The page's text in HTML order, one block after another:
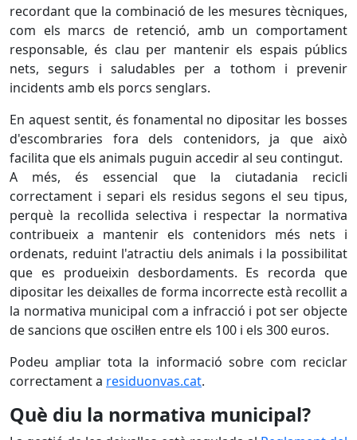
recordant que la combinació de les mesures tècniques,
com els marcs de retenció, amb un comportament
responsable, és clau per mantenir els espais públics
nets, segurs i saludables per a tothom i prevenir
incidents amb els porcs senglars.
En aquest sentit, és fonamental no dipositar les bosses
d'escombraries fora dels contenidors, ja que això
facilita que els animals puguin accedir al seu contingut.
A més, és essencial que la ciutadania recicli
correctament i separi els residus segons el seu tipus,
perquè la recollida selectiva i respectar la normativa
contribueix a mantenir els contenidors més nets i
ordenats, reduint l'atractiu dels animals i la possibilitat
que es produeixin desbordaments. Es recorda que
dipositar les deixalles de forma incorrecte està recollit a
la normativa municipal com a infracció i pot ser objecte
de sancions que oscil·len entre els 100 i els 300 euros.
Podeu ampliar tota la informació sobre com reciclar
correctament a residuonvas.cat.
Què diu la normativa municipal?